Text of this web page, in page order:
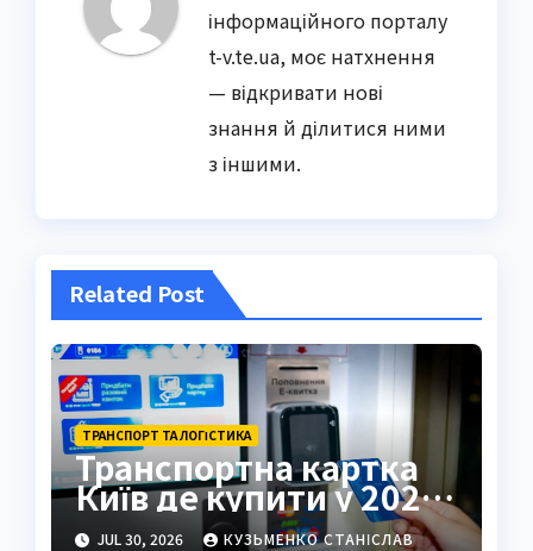
інформаційного порталу
t-v.te.ua, моє натхнення
— відкривати нові
знання й ділитися ними
з іншими.
Related Post
ТРАНСПОРТ ТА ЛОГІСТИКА
Транспортна картка
Київ де купити у 2026
році
JUL 30, 2026 КУЗЬМЕНКО СТАНІСЛАВ